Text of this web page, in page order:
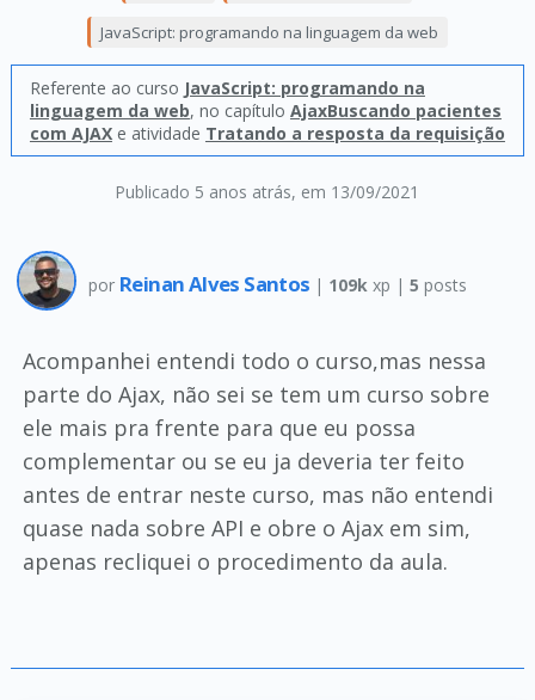
Publicado 5 anos atrás, em 13/09/2021
JavaScript: programando na linguagem da web
Referente ao curso JavaScript: programando na
linguagem da web, no capítulo AjaxBuscando pacientes
com AJAXe atividade Tratando a resposta da requisição
por Reinan Alves Santos | 109k xp | 5 posts
Acompanhei entendi todo o curso,mas nessa
parte do Ajax, não sei se tem um curso sobre
ele mais pra frente para que eu possa
complementar ou se eu ja deveria ter feito
antes de entrar neste curso, mas não entendi
quase nada sobre API e obre o Ajax em sim,
apenas recliquei o procedimento da aula.